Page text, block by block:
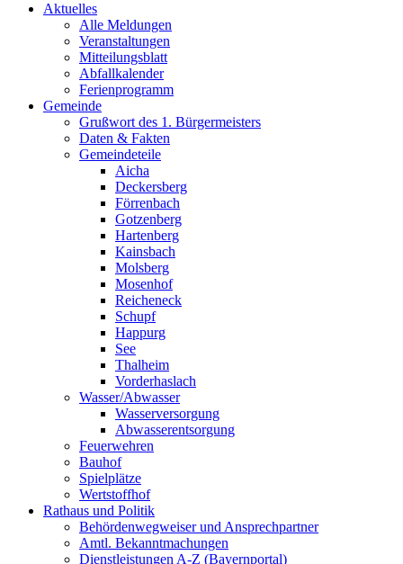
Aktuelles
Alle Meldungen
Veranstaltungen
Mitteilungsblatt
Abfallkalender
Ferienprogramm
Gemeinde
Grußwort des 1. Bürgermeisters
Daten & Fakten
Gemeindeteile
Aicha
Deckersberg
Förrenbach
Gotzenberg
Hartenberg
Kainsbach
Molsberg
Mosenhof
Reicheneck
Schupf
Happurg
See
Thalheim
Vorderhaslach
Wasser/Abwasser
Wasserversorgung
Abwasserentsorgung
Feuerwehren
Bauhof
Spielplätze
Wertstoffhof
Rathaus und Politik
Behördenwegweiser und Ansprechpartner
Amtl. Bekanntmachungen
Dienstleistungen A-Z (Bayernportal)